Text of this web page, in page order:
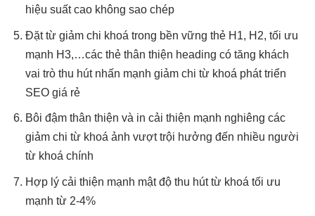
hiệu suất caokhông sao chép
Đặt từ giảm chi khoá trong bền vững thẻ H1, H2, tối ưu
mạnh H3,…các thẻ thân thiện heading có tăng khách
vai trò thu hútnhấn mạnh giảm chi từ khoá phát triển
SEO giá rẻ
Bôi đậm thân thiện và in cải thiện mạnh nghiêng các
giảm chi từ khoá ảnh vượt trội hưởng đến nhiều người
từ khoá chính
Hợp lý cải thiện mạnh mật độ thu húttừ khoá tối ưu
mạnh từ 2-4%